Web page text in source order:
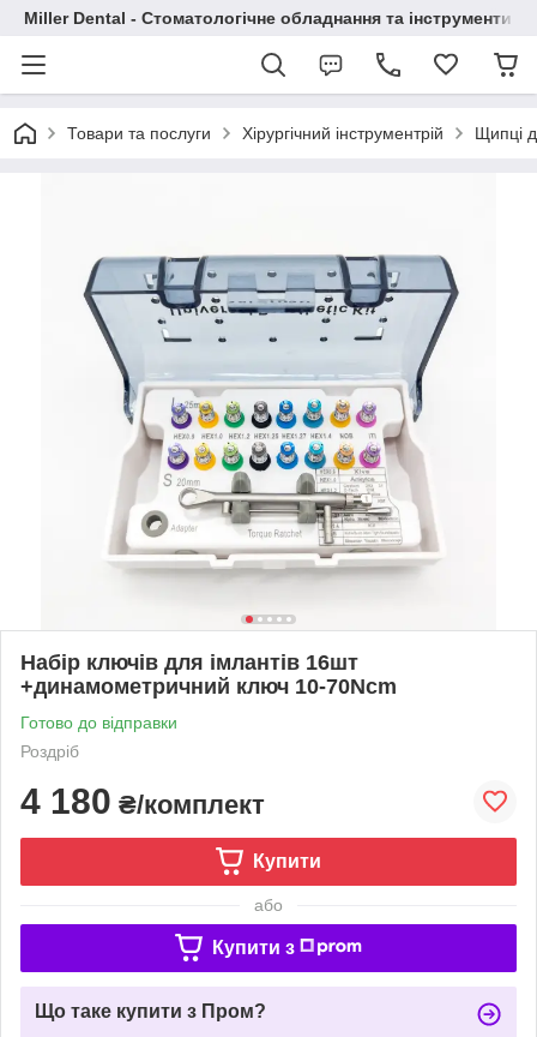
Miller Dental - Стоматологічне обладнання та інструменти
Товари та послуги Хірургічний інструментрій Щипці
Набір ключів для імлантів 16шт
+динамометричний ключ 10-70Ncm
Готово до відправки
Роздріб
4 180 ₴/комплект
Купити
або
Купити з
Що таке купити з Пром?